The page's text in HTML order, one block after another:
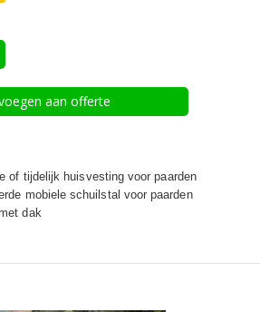
aan offerte
of tijdelijk huisvesting voor paarden
mobiele schuilstal voor paarden
dak